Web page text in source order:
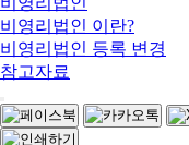
비영리법인 이란?
비영리법인 등록 변경
참고자료